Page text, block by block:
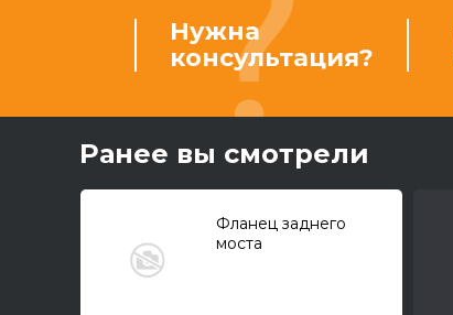
Нужна
консультация?
Ранее вы смотрели
Фланец заднего
моста